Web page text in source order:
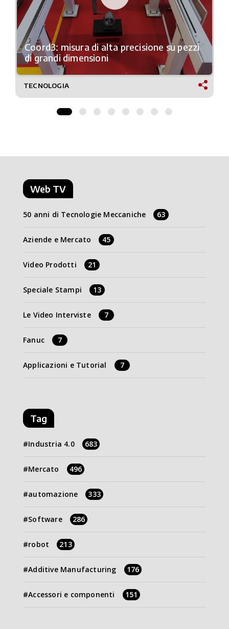
Coord3: misura di alta precisione su pezzi
di grandi dimensioni
TECNOLOGIA
Web TV
50 anni di Tecnologie Meccaniche 63
Aziende e Mercato 45
Video Prodotti 21
Speciale Stampi 13
Le Video Interviste 7
Fanuc 7
Applicazioni e Tutorial 7
Tag
Industria 4.0 683
Mercato 496
automazione 333
Software 286
robot 213
Additive Manufacturing 176
Accessori e componenti 151